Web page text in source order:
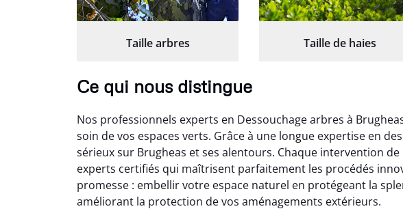
Taille arbres Taille de haies
Ce qui nous distingue
Nos professionnels experts en Dessouchage arbres à
soin de vos espaces verts. Grâce à une longue expertise en
sérieux sur Brugheas et ses alentours. Chaque intervention
experts certifiés qui maîtrisent parfaitement les procédés
promesse : embellir votre espace naturel en protégeant la
améliorant la protection de vos aménagements extérieurs.